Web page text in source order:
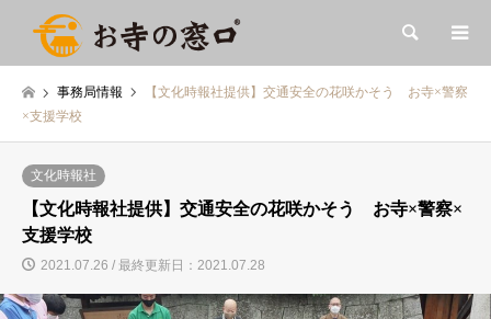
検索
事務局情報
【文化時報社提供】交通安全の花咲かそう お寺×警察
×支援学校
文化時報社
【文化時報社提供】交通安全の花咲かそう お寺×警察×
支援学校
2021.07.26 / 最終更新日：2021.07.28